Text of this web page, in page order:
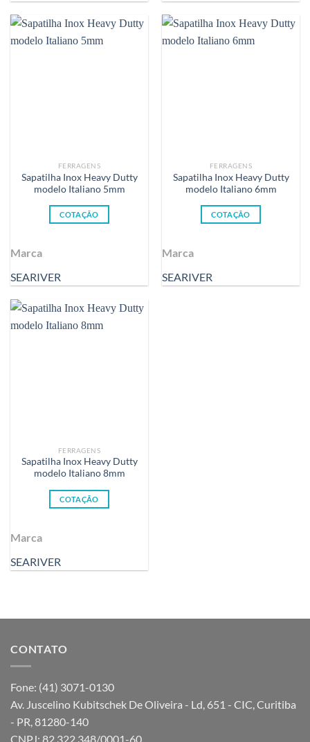
FERRAGENS
Sapatilha Inox Heavy Dutty
modelo Italiano 5mm
COTAÇÃO
Marca
SEARIVER
FERRAGENS
Sapatilha Inox Heavy Dutty
modelo Italiano 6mm
COTAÇÃO
Marca
SEARIVER
FERRAGENS
Sapatilha Inox Heavy Dutty
modelo Italiano 8mm
COTAÇÃO
Marca
SEARIVER
CONTATO
Fone: (41) 3071-0130
Av. Juscelino Kubitschek De Oliveira - Ld, 651 - CIC, Curitiba
- PR, 81280-140
CNPJ: 82.322.348/0001-60